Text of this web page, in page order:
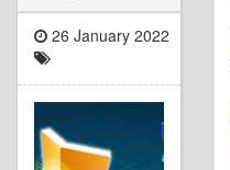
26 January 2022